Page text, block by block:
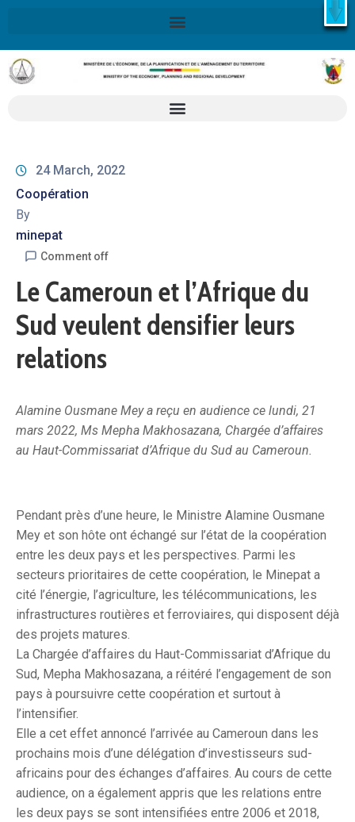
X
Retrouvez ici la Stratégie Nationale de Développement 2020-
2030SND30
En savoir plus
24 March, 2022
Coopération
By
minepat
Comment off
Le Cameroun et l’Afrique du
Sud veulent densifier leurs
relations
Alamine Ousmane Mey a reçu en audience ce lundi, 21
mars 2022, Ms Mepha Makhosazana, Chargée d’affaires
au Haut-Commissariat d’Afrique du Sud au Cameroun.
Pendant près d’une heure, le Ministre Alamine Ousmane
Mey et son hôte ont échangé sur l’état de la coopération
entre les deux pays et les perspectives. Parmi les
secteurs prioritaires de cette coopération, le Minepat a
cité l’énergie, l’agriculture, les télécommunications, les
infrastructures routières et ferroviaires, qui disposent déjà
des projets matures.
La Chargée d’affaires du Haut-Commissariat d’Afrique du
Sud, Mepha Makhosazana, a réitéré l’engagement de son
pays à poursuivre cette coopération et surtout à
l’intensifier.
Elle a cet effet annoncé l’arrivée au Cameroun dans les
prochains mois d’une délégation d’investisseurs sud-
africains pour des échanges d’affaires. Au cours de cette
audience, on a également appris que les relations entre
les deux pays se sont intensifiées entre 2006 et 2018,